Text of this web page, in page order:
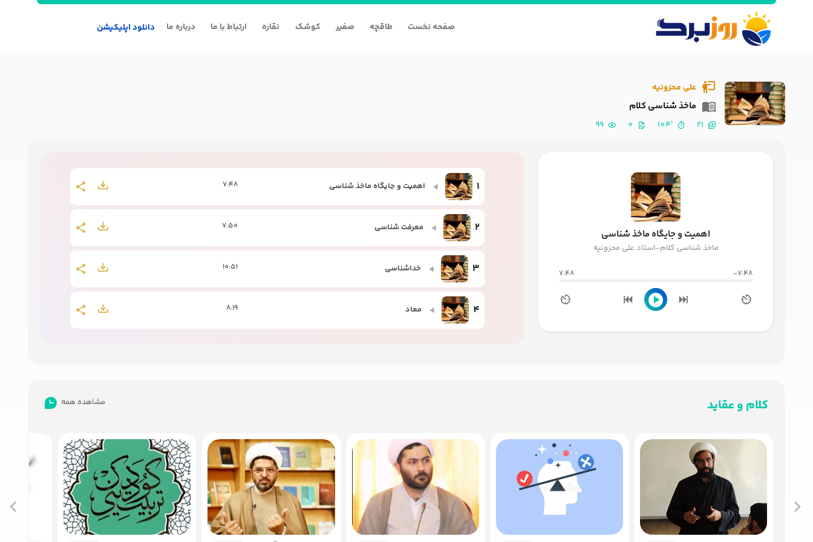
صفحه نخست طاقچه صفیر کوشک نقاره ارتباط با ما درباره ما دانلود اپلیکیشن
علی محزونیه
ماخذ شناسی کلام
21
'104
0
99
اهمیت و جایگاه ماخذ شناسی
ماخذ شناسی کلام-استاد علی محزونیه
-7:48
7:48
1 اهمیت و جایگاه ماخذ شناسی 7:48
2 معرفت شناسی 7:50
3 خداشناسی 10:51
4 معاد 8:19
علم و عصمت ائمه 4:54
رجعت 3:34
کلام و عقاید مشاهده همه